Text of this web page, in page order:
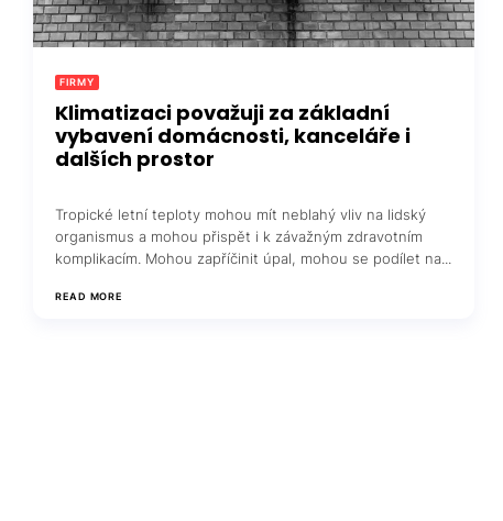
FIRMY
Klimatizaci považuji za základní
vybavení domácnosti, kanceláře i
dalších prostor
Tropické letní teploty mohou mít neblahý vliv na lidský
organismus a mohou přispět i k závažným zdravotním
komplikacím. Mohou zapříčinit úpal, mohou se podílet na...
READ MORE